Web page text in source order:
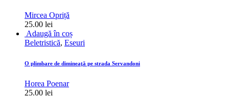
Mircea Opriță
25.00 lei
Adaugă în coș
Beletristică, Eseuri
O plimbare de dimineaţă pe strada Servandoni
Horea Poenar
25.00 lei